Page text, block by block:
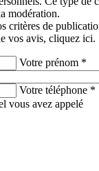
modération.
critères de
vos avis, cliquez ici.
Votre prénom *
Votre téléphone *
vous avez appelé